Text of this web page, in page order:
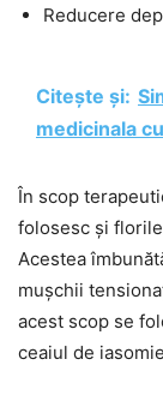
Reducere
Citește și:
medicinala
În scop
folosesc și
Acestea
mușchii
acest scop se
ceaiul de